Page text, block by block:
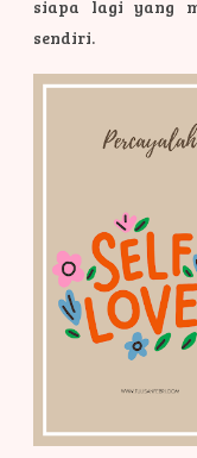
siapa lagi yang
sendiri.